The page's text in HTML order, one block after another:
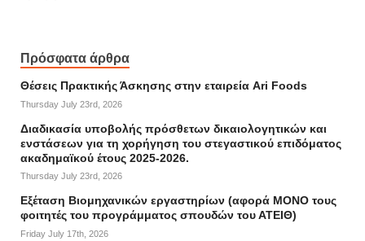
Πρόσφατα άρθρα
Θέσεις Πρακτικής Άσκησης στην εταιρεία Ari Foods
Thursday July 23rd, 2026
Διαδικασία υποβολής πρόσθετων δικαιολογητικών και
ενστάσεων για τη χορήγηση του στεγαστικού επιδόματος
ακαδημαϊκού έτους 2025-2026.
Thursday July 23rd, 2026
Εξέταση Βιομηχανικών εργαστηρίων (αφορά ΜΟΝΟ τους
φοιτητές του προγράμματος σπουδών του ΑΤΕΙΘ)
Friday July 17th, 2026